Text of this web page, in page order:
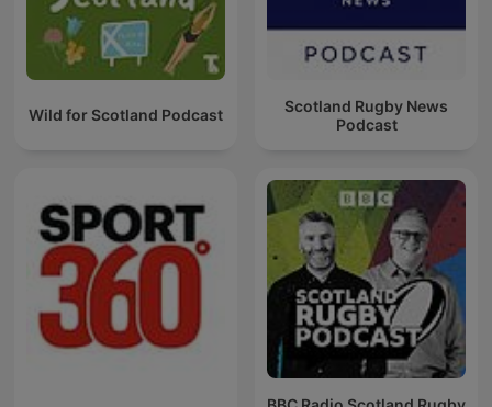
Wild for Scotland Podcast
Scotland Rugby News
Podcast